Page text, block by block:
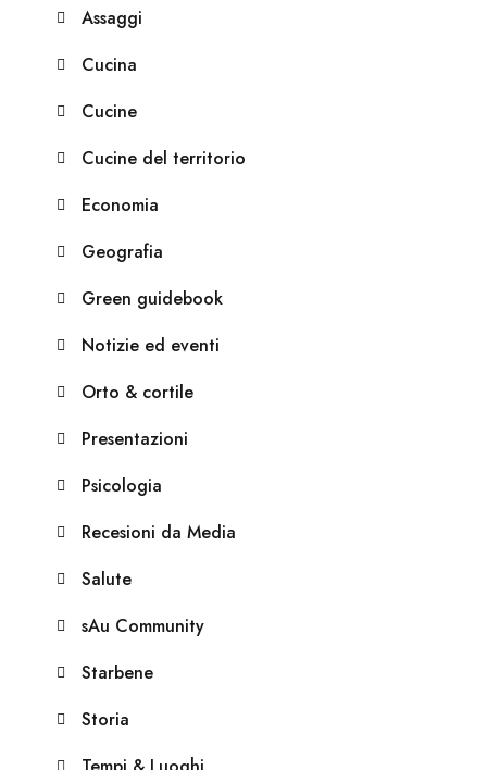
Assaggi
Cucina
Cucine
Cucine del territorio
Economia
Geografia
Green guidebook
Notizie ed eventi
Orto & cortile
Presentazioni
Psicologia
Recesioni da Media
Salute
sAu Community
Starbene
Storia